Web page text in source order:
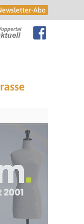
Abo